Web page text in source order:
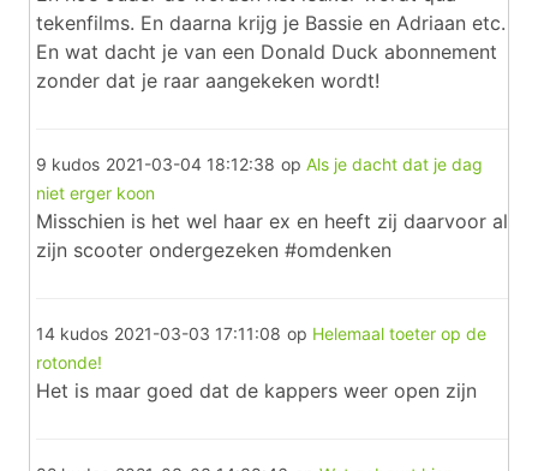
tekenfilms. En daarna krijg je Bassie en Adriaan etc.
En wat dacht je van een Donald Duck abonnement
zonder dat je raar aangekeken wordt!
9 kudos 2021-03-04 18:12:38 op Als je dacht dat je dag
niet erger koon
Misschien is het wel haar ex en heeft zij daarvoor al
zijn scooter ondergezeken #omdenken
14 kudos 2021-03-03 17:11:08 op Helemaal toeter op de
rotonde!
Het is maar goed dat de kappers weer open zijn